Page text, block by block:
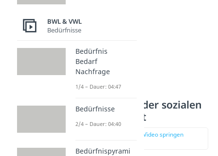
Wettbewerb in der sozialen
Marktwirtschaft
zur Stelle im Video springen
BWL & VWL
Bedürfnisse
Bedürfnis
Bedarf
Nachfrage
1/4 – Dauer: 04:47
Bedürfnisse
2/4 – Dauer: 04:40
Bedürfnispyrami